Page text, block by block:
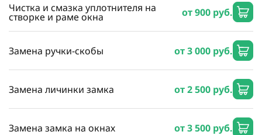
Чистка и смазка уплотнителя на
створке и раме окна от 900 руб.
Замена ручки-скобы от 3 000 руб.
Замена личинки замка от 2 500 руб.
Замена замка на окнах от 3 500 руб.